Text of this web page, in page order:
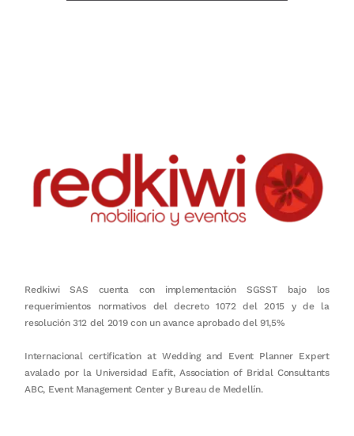
Redkiwi SAS cuenta con implementación SGSST bajo los
requerimientos normativos del decreto 1072 del 2015 y de la
resolución 312 del 2019 con un avance aprobado del 91,5%
Internacional certification at Wedding and Event Planner Expert
avalado por la Universidad Eafit, Association of Bridal Consultants
ABC, Event Management Center y Bureau de Medellín.